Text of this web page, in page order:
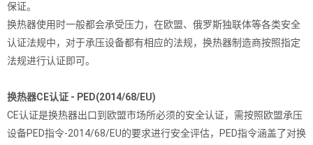
保证。
换热器使用时一般都会承受压力，在欧盟、俄罗斯独联体等各类安全
认证法规中，对于承压设备都有相应的法规，换热器制造商按照指定
法规进行认证即可。
换热器CE认证 - PED(2014/68/EU)
CE认证是换热器出口到欧盟市场所必须的安全认证，需按照欧盟承压
设备PED指令-2014/68/EU的要求进行安全评估，PED指令涵盖了对换